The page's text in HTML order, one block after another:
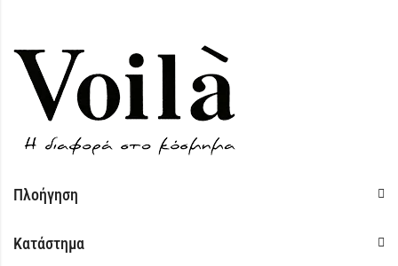
Πλοήγηση
Κατάστημα